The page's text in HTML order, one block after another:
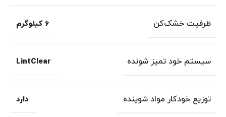
ظرفیت خشک‌کن 6 کیلوگرم
سیستم خود تمیز شونده LintClear
توزیع خودکار مواد شوینده دارد